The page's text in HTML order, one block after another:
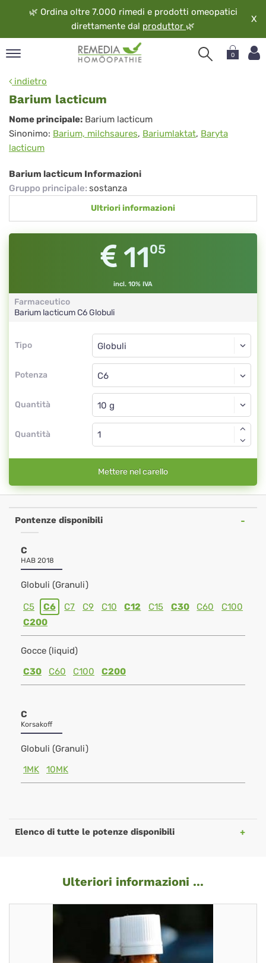
🌿 Ordina oltre 7.000 rimedi e prodotti omeopatici
direttamente dal produttor 🌿
X
0
indietro
Barium lacticum
Barium
lacticum
Nome principale: Barium lacticum
Sinonimo: Barium, milchsaures, Bariumlaktat, Baryta
lacticum
Barium lacticum Informazioni
Gruppo principale: sostanza
Ultriori informazioni
1105
incl. 10% IVA
Farmaceutico
Barium lacticumC6Globuli
Tipo
Tipo
Potenza
Globuli
C6
Quantità
Globuli
Quantità
Mettere nel carello
Pontenze disponibili
C
HAB 2018
Globuli (Granuli)
C5 C6 C7 C9 C10 C12 C15 C30 C60
C100
C200
Gocce (liquid)
C30
C60 C100 C200
C
Korsakoff
Globuli (Granuli)
1MK
10MK
Elenco di tutte le potenze disponibili
Ulteriori informazioni ...